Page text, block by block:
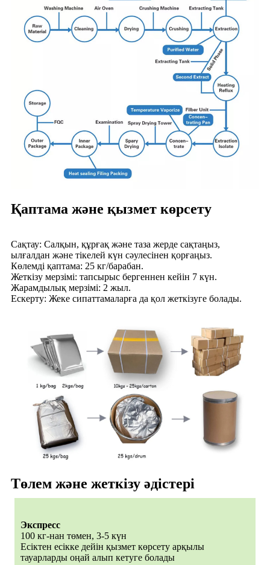
Қаптама және қызмет көрсету
Сақтау: Салқын, құрғақ және таза жерде сақтаңыз,
ылғалдан және тікелей күн сәулесінен қорғаңыз.
Көлемді қаптама: 25 кг/барабан.
Жеткізу мерзімі: тапсырыс бергеннен кейін 7 күн.
Жарамдылық мерзімі: 2 жыл.
Ескерту: Жеке сипаттамаларға да қол жеткізуге болады.
Төлем және жеткізу әдістері
Экспресс
100 кг-нан төмен, 3-5 күн
Есіктен есікке дейін қызмет көрсету арқылы
тауарларды оңай алып кетуге болады